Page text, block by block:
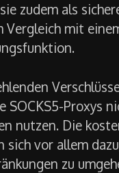
zudem als
Vergleich mit
SOCKS5-Proxys
nutzen. Die
sich vor allem
zu